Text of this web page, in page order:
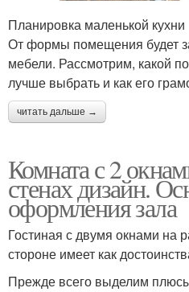
Планировка маленькой кухни
От формы помещения будет
мебели. Рассмотрим, какой
лучше выбрать и как его
читать дальше →
Комната с 2
стенах дизайн.
оформления зала
Гостиная с двумя окнами на
стороне имеет как
Прежде всего выделим